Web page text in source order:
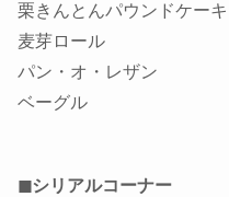
栗きんとんパウンドケーキ
麦芽ロール
パン・オ・レザン
ベーグル
◼シリアルコーナー